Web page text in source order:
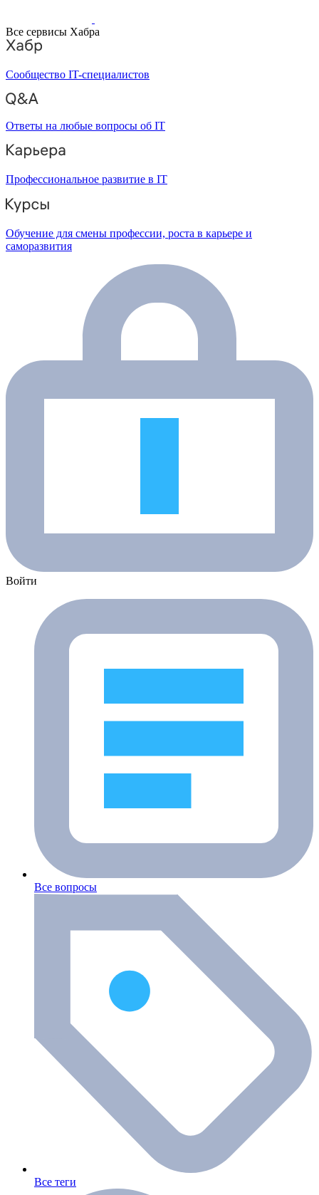
Все сервисы Хабра
Сообщество IT-специалистов
Ответы на любые вопросы об IT
Профессиональное развитие в IT
Обучение для смены профессии, роста в карьере и
саморазвития
Войти
Все вопросы
Все теги